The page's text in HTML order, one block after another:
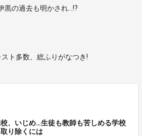
黒の過去も明かされ…!?
ト多数、総ふりがなつき!
、いじめ…生徒も教師も苦しめる学校
り除くには